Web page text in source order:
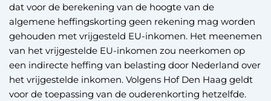
dat voor de berekening van de hoogte van de
algemene heffingskorting geen rekening mag worden
gehouden met vrijgesteld EU-inkomen. Het meenemen
van het vrijgestelde EU-inkomen zou neerkomen op
een indirecte heffing van belasting door Nederland over
het vrijgestelde inkomen. Volgens Hof Den Haag geldt
voor de toepassing van de ouderenkorting hetzelfde.